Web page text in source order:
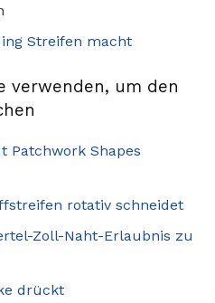
Streifen macht
verwenden, um den
Patchwork Shapes
rotativ schneidet
Zoll-Naht-Erlaubnis zu
drückt